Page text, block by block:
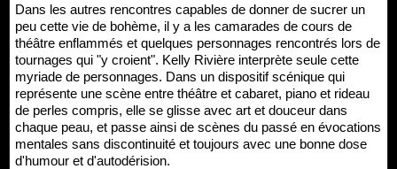
Dans les autres rencontres capables de donner de sucrer un
peu cette vie de bohème, il y a les camarades de cours de
théâtre enflammés et quelques personnages rencontrés lors de
tournages qui "y croient". Kelly Rivière interprète seule cette
myriade de personnages. Dans un dispositif scénique qui
représente une scène entre théâtre et cabaret, piano et rideau
de perles compris, elle se glisse avec art et douceur dans
chaque peau, et passe ainsi de scènes du passé en évocations
mentales sans discontinuité et toujours avec une bonne dose
d'humour et d'autodérision.